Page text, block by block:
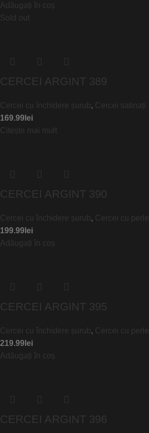
Adăugați în coș
Sold out
CERCEI ARGINT 389
Cercei cu închidere șurub, Cercei satinați
169.99 lei
Citește mai mult
CERCEI ARGINT 390
Cercei cu închidere șurub, Cercei cu perle
199.99 lei
Adăugați în coș
CERCEI ARGINT 395
Cercei cu închidere șurub, Cercei cu perle
219.99 lei
Adăugați în coș
CERCEI ARGINT 396